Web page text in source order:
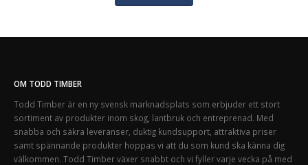
OM TODD TIMBER
Todd Timber är en ny svensk marknadsplats som erbjuder ett stort
sortiment av produkter inom skog, lantbruk och entreprenad. Med
snabba och säkra leveranser, duktig kundsupport, attraktiva priser
samt spännande produkter hoppas vi att du som kund ska känna dig
välkommen. Todd Timber växer snabbt och vi fyller varje vecka på med